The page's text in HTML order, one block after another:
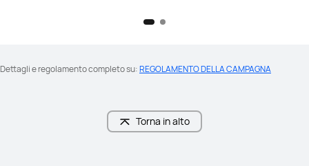
Dettagli e regolamento completo su: REGOLAMENTO DELLA CAMPAGNA
Torna in alto